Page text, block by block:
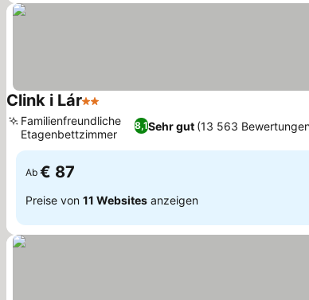
Clink i Lár2 Sterne
8,1Sehr gut (13 563
Familienfreundliche
Etagenbettzimmer
Ab € 87
Preise von 11 Websites anzeigen